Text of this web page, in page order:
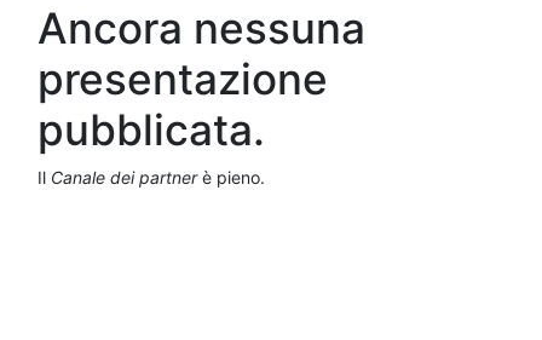
Ancora nessuna
presentazione
pubblicata.
Il Canale dei partnerè pieno.